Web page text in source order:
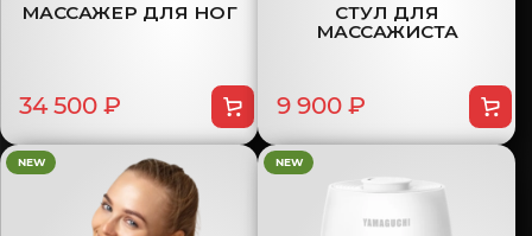
МАССАЖЕР ДЛЯ НОГ
34 500 ₽
СТУЛ ДЛЯ
МАССАЖИСТА
9 900 ₽
NEW NEW